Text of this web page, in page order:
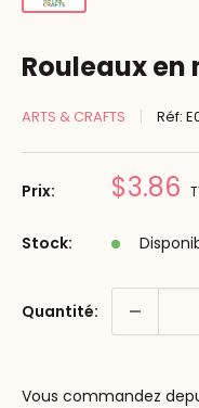
Rouleaux en
ARTS & CRAFTS Réf:
Prix: Prix
$3.86
Stock:
Quantité:
Vous commandez